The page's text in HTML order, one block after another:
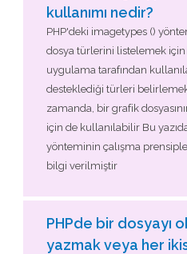
kullanımı nedir?
PHP'deki imagetypes ()
dosya türlerini listelemek için
uygulama tarafından
desteklediği türleri belirlemek
zamanda, bir grafik
için de kullanılabilir Bu
yönteminin çalışma
bilgi verilmiştir
PHPde bir dosyayı
yazmak veya her